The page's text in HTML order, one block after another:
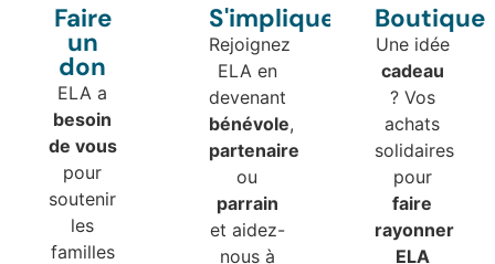
Faire
un
don
ELA a
besoin
de vous
pour
soutenir
les
familles
S'impliquer
Rejoignez
ELA en
devenant
bénévole,
partenaire
ou
parrain
et aidez-
nous à
Boutique
Une idée
cadeau
? Vos
achats
solidaires
pour
faire
rayonner
ELA